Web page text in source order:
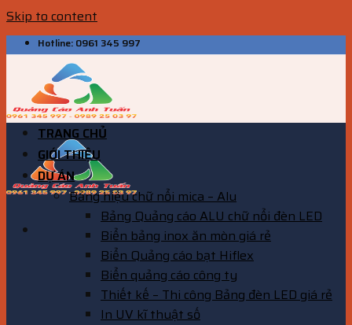
Skip to content
Hotline: 0961 345 997
TRANG CHỦ
GIỚI THIỆU
DỰ ÁN
Bảng hiệu chữ nổi mica – Alu
Bảng Quảng cáo ALU chữ nổi đèn LED
Biển bảng inox ăn mòn giá rẻ
Biển Quảng cáo bạt Hiflex
Biển quảng cáo công ty
Thiết kế – Thi công Bảng đèn LED giá rẻ
In UV kĩ thuật số